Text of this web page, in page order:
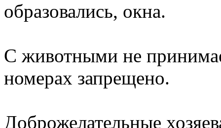
образовались, окна.
С животными не
номерах запрещено.
Доброжелательные